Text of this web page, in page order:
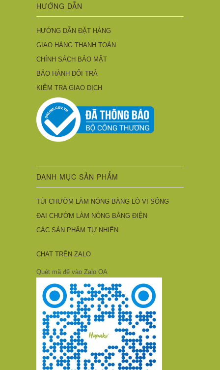
HƯỚNG DẪN
HƯỚNG DẪN ĐẶT HÀNG
GIAO HÀNG THANH TOÁN
CHÍNH SÁCH BẢO MẬT
BẢO HÀNH ĐỔI TRẢ
KIỂM TRA GIAO DỊCH
DANH MỤC SẢN PHẨM
TÚI CHƯỜM LÀM NÓNG BẰNG LÒ VI SÓNG
ĐAI CHƯỜM LÀM NÓNG BẰNG ĐIỆN
CÁC SẢN PHẨM TỰ NHIÊN
CHAT TRÊN ZALO
Quét mã để vào Zalo OA